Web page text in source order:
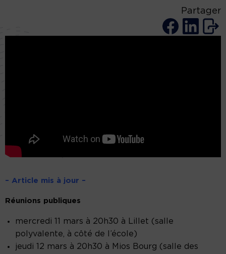
Partager
– Article mis à jour –
Réunions publiques
mercredi 11 mars à 20h30 à Lillet (salle
polyvalente, à côté de l’école)
jeudi 12 mars à 20h30 à Mios Bourg (salle des